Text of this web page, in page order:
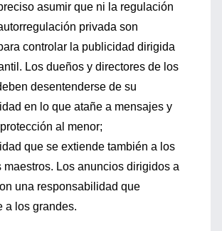
asumir que ni la regulación
privada son
controlar la publicidad dirigida
Los dueños y directores de los
desentenderse de su
en lo que atañe a mensajes y
al menor;
que se extiende también a los
maestros. Los anuncios dirigidos a
una responsabilidad que
a los grandes.